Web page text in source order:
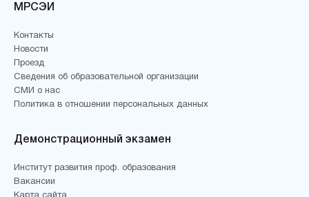
МРСЭИ
Контакты
Новости
Проезд
Сведения об образовательной организации
СМИ о нас
Политика в отношении персональных данных
Демонстрационный экзамен
Институт развития проф. образования
Вакансии